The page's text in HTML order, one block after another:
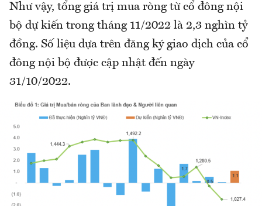
Như vậy, tổng giá trị mua ròng từ cổ đông nội
bộ dự kiến trong tháng 11/2022 là 2,3 nghìn tỷ
đồng. Số liệu dựa trên đăng ký giao dịch của cổ
đông nội bộ được cập nhật đến ngày
31/10/2022.